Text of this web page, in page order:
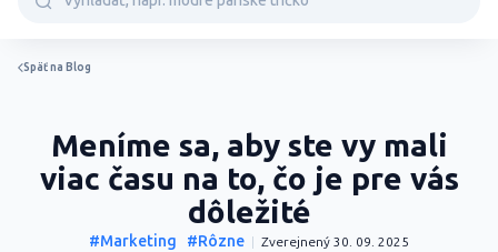
Späť na Blog
Meníme sa, aby ste vy mali
viac času na to, čo je pre vás
dôležité
#Marketing #Rôzne Zverejnený 30. 09. 2025